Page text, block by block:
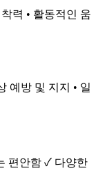
력 • 활동적인 움
예방 및 지지 • 일
편안함 ✓ 다양한